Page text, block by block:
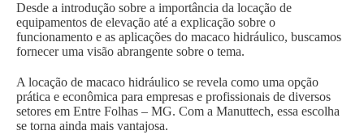
Desde a introdução sobre a importância da locação de
equipamentos de elevação até a explicação sobre o
funcionamento e as aplicações do macaco hidráulico, buscamos
fornecer uma visão abrangente sobre o tema.
A locação de macaco hidráulico se revela como uma opção
prática e econômica para empresas e profissionais de diversos
setores em Entre Folhas – MG. Com a Manuttech, essa escolha
se torna ainda mais vantajosa.